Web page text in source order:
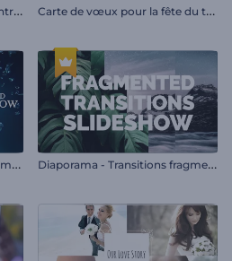
P
résentation moderne de l'entreprise C
arte de vœux pour la fête du travail
P
ack de diaporamas avec diamants D
iaporama - Transitions fragmentées